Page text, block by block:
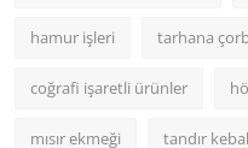
hamur işleri tarhana
coğrafi işaretli ürünler
mısır ekmeği tandır